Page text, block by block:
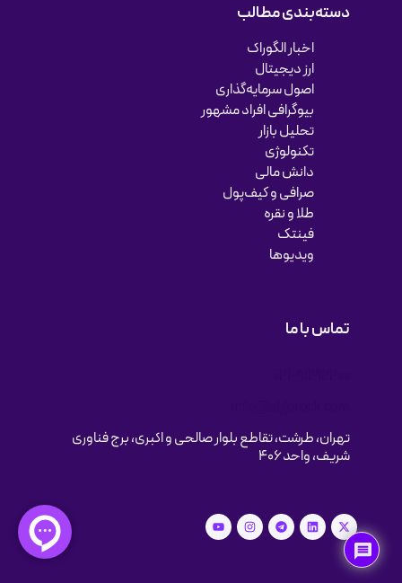
دسته‌بندی مطالب
اخبار الگوراک
ارز دیجیتال
اصول سرمایه‌گذاری
بیوگرافی افراد مشهور
تحلیل بازار
تکنولوژی
دانش مالی
صرافی و کیف‌پول
طلا و نقره
فینتک
ویدیوها
تماس با ما
تهران، طرشت، تقاطع بلوار صالحی و اکبری، برج فناوری
شریف، واحد ۴۰۶